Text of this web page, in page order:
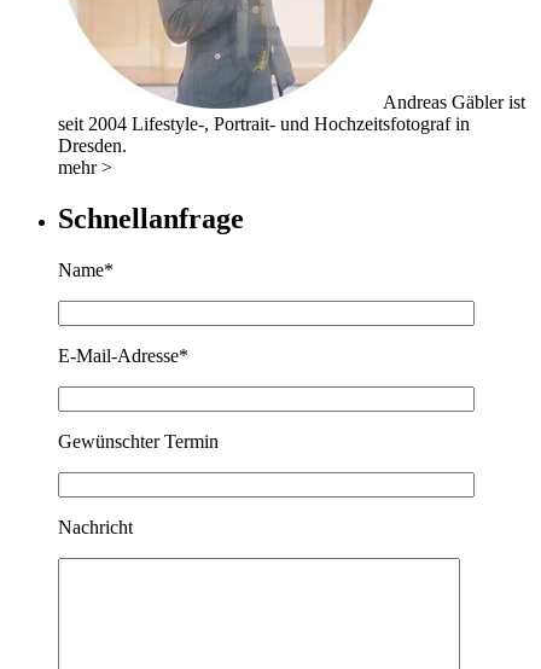
Andreas Gäbler ist
seit 2004 Lifestyle-, Portrait- und Hochzeitsfotograf in
Dresden.
mehr >
Schnellanfrage
Name*
E-Mail-Adresse*
Gewünschter Termin
Nachricht